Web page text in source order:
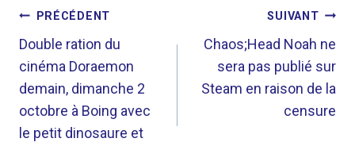
NAVIGATION
DE
L’ARTICLE
PRÉCÉDENT
Double ration du
cinéma Doraemon
demain, dimanche 2
octobre à Boing avec
le petit dinosaure et
SUIVANT
Chaos;Head Noah ne
sera pas publié sur
Steam en raison de la
censure